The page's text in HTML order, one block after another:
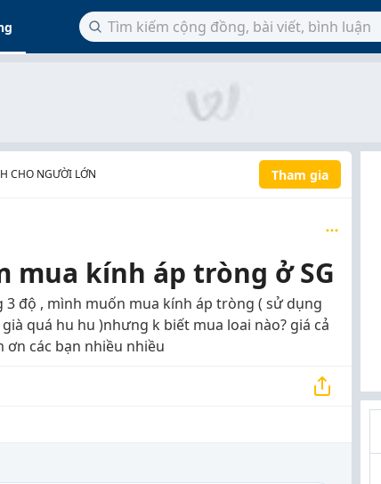
CHO NGƯỜI LỚN Tham gia
mua kính áp tròng ở SG
3 độ , mình muốn mua kính áp tròng ( sử dụng
quá hu hu )nhưng k biết mua loai nào? giá cả
ơn các bạn nhiều nhiều